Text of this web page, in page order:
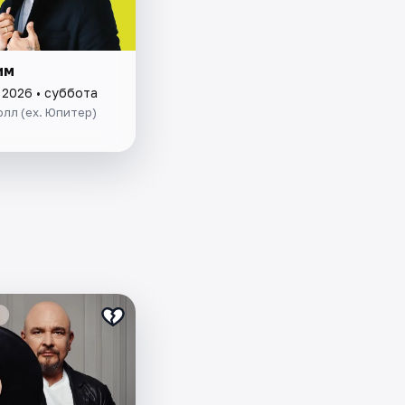
• суббота
(ex. Юпитер)